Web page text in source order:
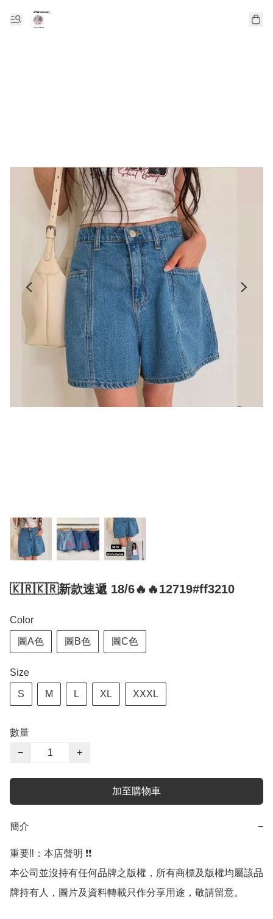
🇰🇷🇰🇷新款速遞 18/6🔥🔥12719#ff3210
Color
圖A色 圖B色 圖C色
Size
S M L XL XXXL
數量
−
+
加至購物車
簡介 −
重要‼️：本店聲明 ❗️❗️
本公司並沒持有任何品牌之版權，所有商標及版權均屬該品
牌持有人，圖片及資料轉載只作分享用途，敬請留意。